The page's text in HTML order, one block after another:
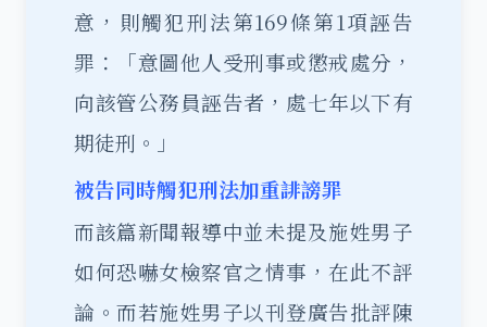
意，則觸犯刑法第169條第1項誣告
罪：「意圖他人受刑事或懲戒處分，
向該管公務員誣告者，處七年以下有
期徒刑。」
被告同時觸犯刑法加重誹謗罪
而該篇新聞報導中並未提及施姓男子
如何恐嚇女檢察官之情事，在此不評
論。而若施姓男子以刊登廣告批評陳